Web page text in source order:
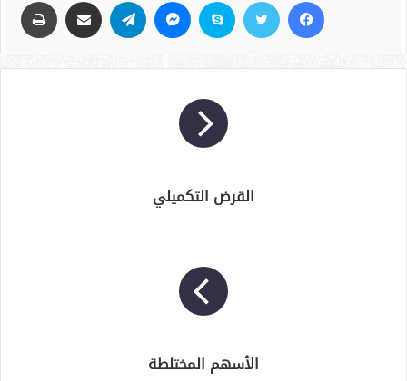
القرض التكميلي
الأسهم المختلطة